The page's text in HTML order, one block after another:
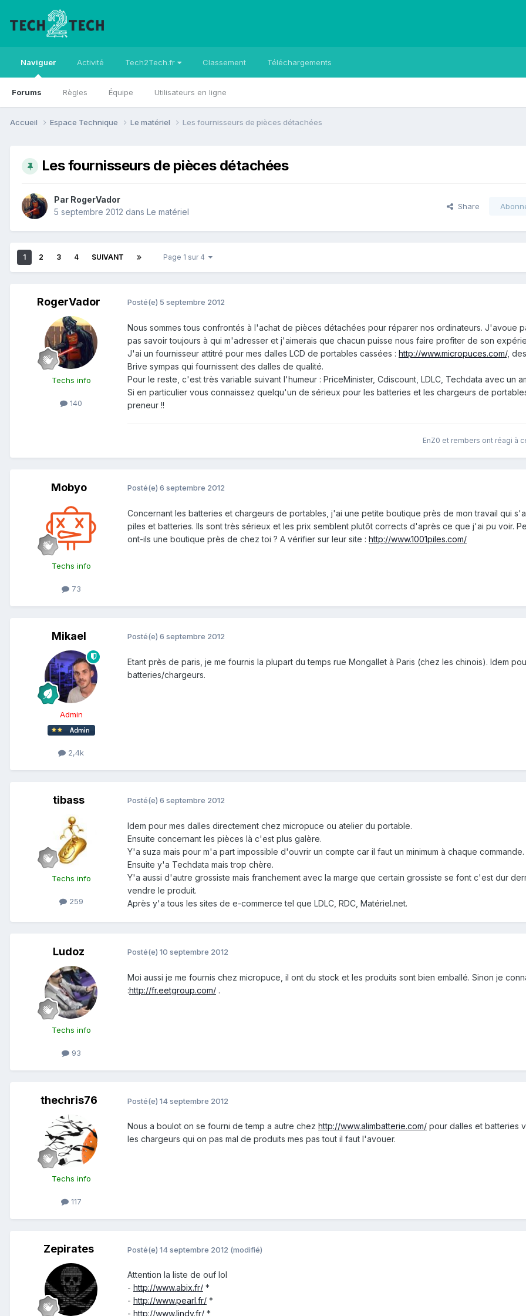
Naviguer
Forums Règles Équipe Utilisateurs en ligne
Activité Tech2Tech.fr Classement Téléchargements
Accueil Espace Technique Le matériel Les fournisseurs de pièces détachées
Les fournisseurs de pièces détachées
Par RogerVador
5 septembre 2012 dans Le matériel
Share
1 2 3 4 SUIVANT Page 1 sur 4
RogerVador
Techs info
140
Posté(e) 5 septembre 2012
Nous sommes tous confrontés à l'achat de pièces détachées pour réparer nos ordinateurs. J'avoue
pas savoir toujours à qui m'adresser et j'aimerais que chacun puisse nous faire profiter de son
J'ai un fournisseur attitré pour mes dalles LCD de portables cassées : http://www.micropuces.com/,
Brive sympas qui fournissent des dalles de qualité.
Pour le reste, c'est très variable suivant l'humeur : PriceMinister, Cdiscount, LDLC, Techdata avec un
Si en particulier vous connaissez quelqu'un de sérieux pour les batteries et les chargeurs de
preneur !!
EnZ0 et rembers ont réagi à
Mobyo
Techs info
73
Posté(e) 6 septembre 2012
Concernant les batteries et chargeurs de portables, j'ai une petite boutique près de mon travail qui
piles et batteries. Ils sont très sérieux et les prix semblent plutôt corrects d'après ce que j'ai pu voir.
ont-ils une boutique près de chez toi ? A vérifier sur leur site : http://www.1001piles.com/
Mikael
Admin
2,4k
Posté(e) 6 septembre 2012
Etant près de paris, je me fournis la plupart du temps rue Mongallet à Paris (chez les chinois). Idem
batteries/chargeurs.
tibass
Techs info
259
Posté(e) 6 septembre 2012
Idem pour mes dalles directement chez micropuce ou atelier du portable.
Ensuite concernant les pièces là c'est plus galère.
Y'a suza mais pour m'a part impossible d'ouvrir un compte car il faut un minimum à chaque commande.
Ensuite y'a Techdata mais trop chère.
Y'a aussi d'autre grossiste mais franchement avec la marge que certain grossiste se font c'est dur
vendre le produit.
Après y'a tous les sites de e-commerce tel que LDLC, RDC, Matériel.net.
Ludoz
Techs info
93
Posté(e) 10 septembre 2012
Moi aussi je me fournis chez micropuce, il ont du stock et les produits sont bien emballé. Sinon je
:http://fr.eetgroup.com/ .
thechris76
Techs info
117
Posté(e) 14 septembre 2012
Nous a boulot on se fourni de temp a autre chez http://www.alimbatterie.com/ pour dalles et batteries
les chargeurs qui on pas mal de produits mes pas tout il faut l'avouer.
Zepirates Posté(e) 14 septembre 2012 (modifié)
Attention la liste de ouf lol
- http://www.abix.fr/ *
- http://www.pearl.fr/ *
- http://www.lindy.fr/ *